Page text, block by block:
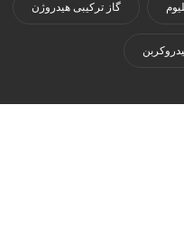
گاز ترکیبی هیدروژن